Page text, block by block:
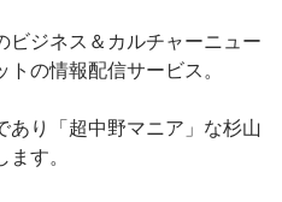
ビジネス＆カルチャーニュー
の情報配信サービス。
あり「超中野マニア」な杉山
す。